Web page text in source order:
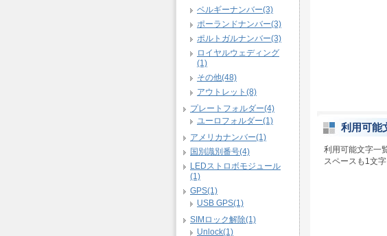
ベルギーナンバー(3)
ポーランドナンバー(3)
ポルトガルナンバー(3)
ロイヤルウェディング
(1)
その他(48)
アウトレット(8)
プレートフォルダー(4)
ユーロフォルダー(1)
アメリカナンバー(1)
国別識別番号(4)
LEDストロボモジュール
(1)
GPS(1)
USB GPS(1)
SIMロック解除(1)
Unlock(1)
利用可能
利用可能文字一
スペースも1文